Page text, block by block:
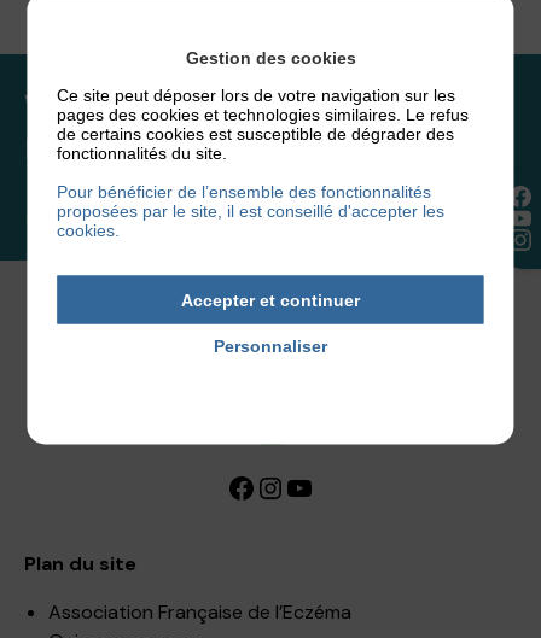
Vous souhaitez rejoindre
l’association ou faire un don ?
NOUS REJOINDRE
Facebook InstagramYouTube
Plan du site
Association Française de l’Eczéma
Gestion des cookies
Ce site peut déposer lors de votre navigation sur les
pages des cookies et technologies similaires. Le refus
de certains cookies est susceptible de dégrader des
fonctionnalités du site.
Pour bénéficier de l’ensemble des fonctionnalités
proposées par le site, il est conseillé d'accepter les
cookies.
Accepter et continuer
Personnaliser